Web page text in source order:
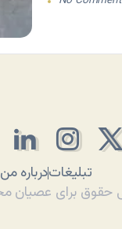
درباره منتبلیغات